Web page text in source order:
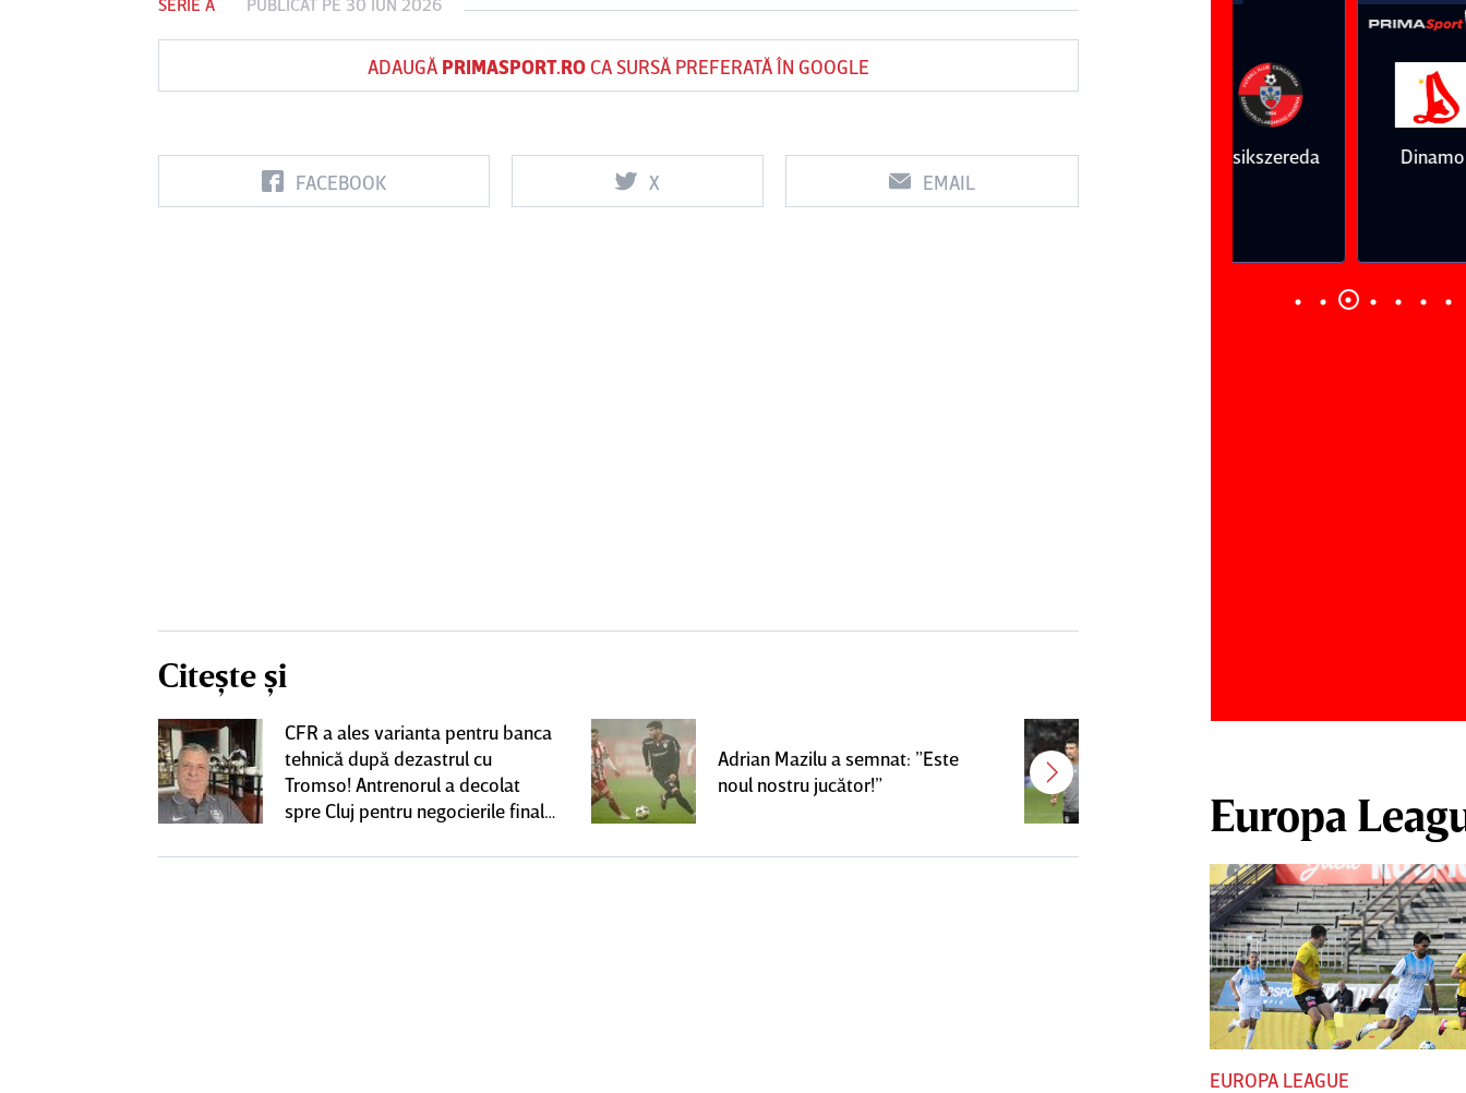
SERIE A PUBLICAT PE 30 IUN 2026
ADAUGĂ PRIMASPORT.ROCA SURSĂ PREFERATĂ ÎN GOOGLE
FACEBOOK X EMAIL
Citește și
CFR a ales varianta pentru banca
tehnică după dezastrul cu
Tromso! Antrenorul a decolat
spre Cluj pentru negocierile finale
Adrian Mazilu a semnat: ”Este
noul nostru jucător!”
FC Botoşani
Vs
Corvinul
Hunedoara
Sepsi OSK Sf
Vs
FCSB UTA Arad
0
Vs
Rapid
0
Farul
Vs
Dinamo FC
Europa
EUROPA LEAGUE